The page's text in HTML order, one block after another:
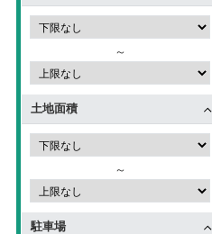
～
土地面積
～
駐車場